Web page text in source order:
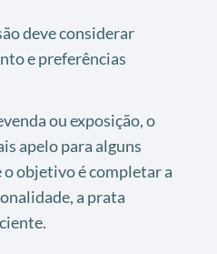
deve considerar
e preferências
ou exposição, o
apelo para alguns
o objetivo é completar a
a prata